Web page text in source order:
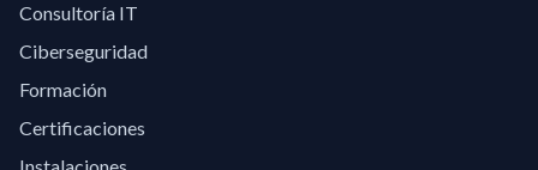
Consultoría IT
Ciberseguridad
Formación
Certificaciones